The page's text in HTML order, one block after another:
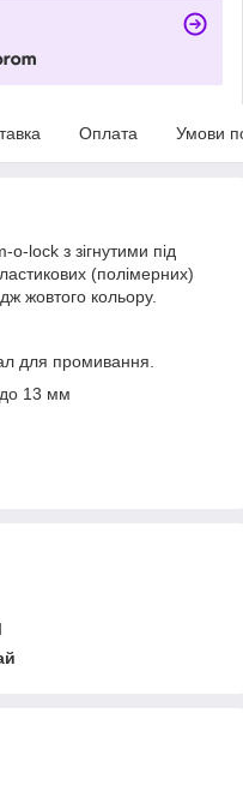
Оплата Умови
o-lock з зігнутими під
(полімерних)
жовтого кольору.
для промивання.
до 13 мм